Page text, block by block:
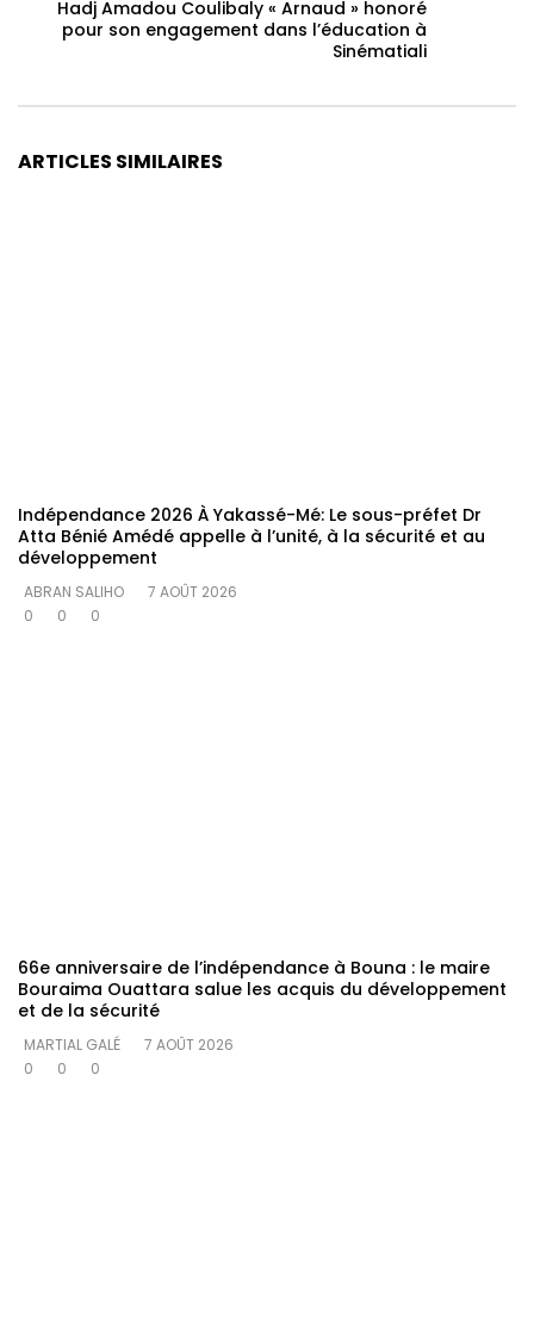
Hadj Amadou Coulibaly « Arnaud » honoré
pour son engagement dans l’éducation à
Sinématiali
ARTICLES SIMILAIRES
Indépendance 2026 À Yakassé-Mé: Le sous-préfet Dr
Atta Bénié Amédé appelle à l’unité, à la sécurité et au
développement
ABRAN SALIHO
7 AOÛT 2026
0
0 0
66e anniversaire de l’indépendance à Bouna : le maire
Bouraima Ouattara salue les acquis du développement
et de la sécurité
MARTIAL GALÉ
7 AOÛT 2026
0
0 0